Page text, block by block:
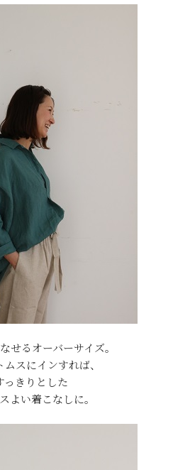
せるオーバーサイズ。
スにインすれば、
っきりとした
よい着こなしに。